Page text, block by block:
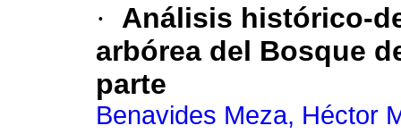
·
Análisis histórico-
arbórea del Bosque
parte
Benavides Meza, Héctor